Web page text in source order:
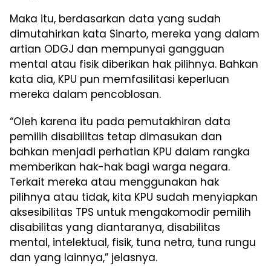
Maka itu, berdasarkan data yang sudah
dimutahirkan kata Sinarto, mereka yang dalam
artian ODGJ dan mempunyai gangguan
mental atau fisik diberikan hak pilihnya. Bahkan
kata dia, KPU pun memfasilitasi keperluan
mereka dalam pencoblosan.
“Oleh karena itu pada pemutakhiran data
pemilih disabilitas tetap dimasukan dan
bahkan menjadi perhatian KPU dalam rangka
memberikan hak-hak bagi warga negara.
Terkait mereka atau menggunakan hak
pilihnya atau tidak, kita KPU sudah menyiapkan
aksesibilitas TPS untuk mengakomodir pemilih
disabilitas yang diantaranya, disabilitas
mental, intelektual, fisik, tuna netra, tuna rungu
dan yang lainnya,” jelasnya.